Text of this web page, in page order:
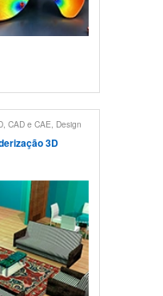
, CAD e CAE, Design
, Projeto Mecânico,
3D